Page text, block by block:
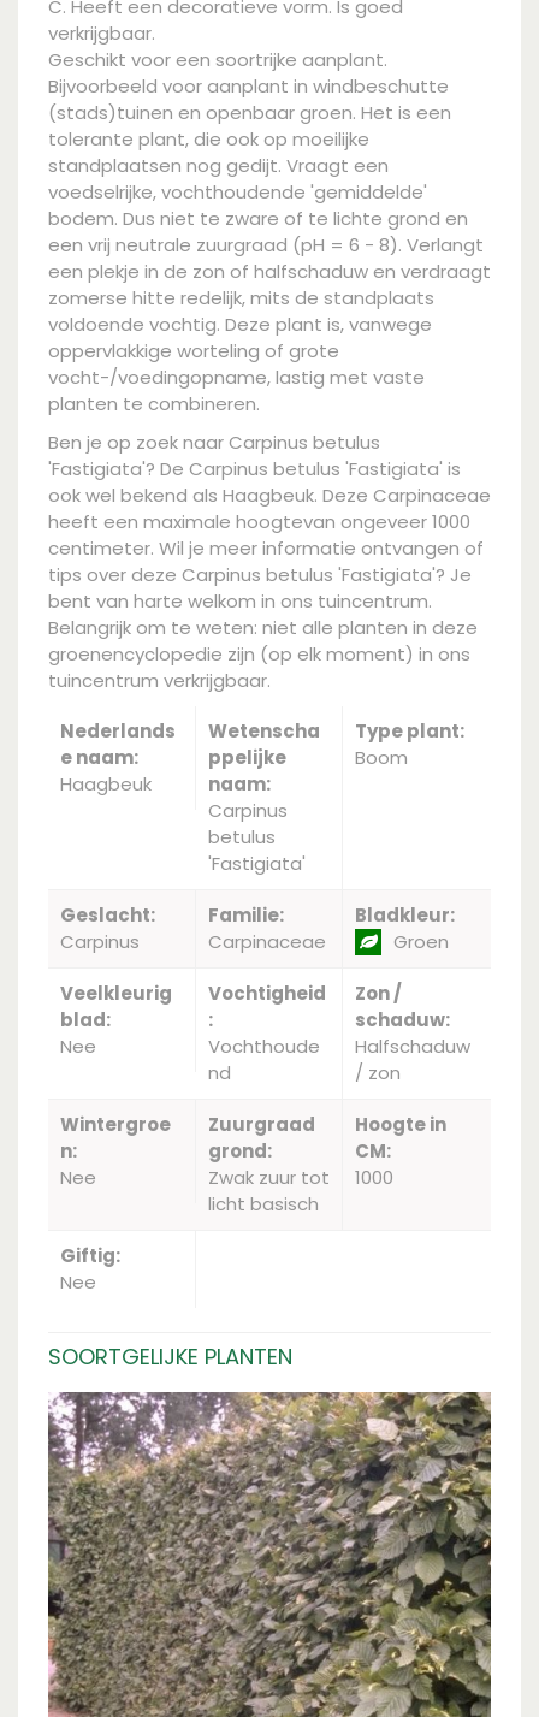
C. Heeft een decoratieve vorm. Is goed
verkrijgbaar.
Geschikt voor een soortrijke aanplant.
Bijvoorbeeld voor aanplant in windbeschutte
(stads)tuinen en openbaar groen. Het is een
tolerante plant, die ook op moeilijke
standplaatsen nog gedijt. Vraagt een
voedselrijke, vochthoudende 'gemiddelde'
bodem. Dus niet te zware of te lichte grond en
een vrij neutrale zuurgraad (pH = 6 - 8). Verlangt
een plekje in de zon of halfschaduw en verdraagt
zomerse hitte redelijk, mits de standplaats
voldoende vochtig. Deze plant is, vanwege
oppervlakkige worteling of grote
vocht-/voedingopname, lastig met vaste
planten te combineren.
Ben je op zoek naar Carpinus betulus
'Fastigiata'? De Carpinus betulus 'Fastigiata' is
ook wel bekend als Haagbeuk. Deze Carpinaceae
heeft een maximale hoogtevan ongeveer 1000
centimeter. Wil je meer informatie ontvangen of
tips over deze Carpinus betulus 'Fastigiata'? Je
bent van harte welkom in ons tuincentrum.
Belangrijk om te weten: niet alle planten in deze
groenencyclopedie zijn (op elk moment) in ons
tuincentrum verkrijgbaar.
Nederlands
e naam:
Haagbeuk
Wetenscha
ppelijke
naam:
Carpinus
betulus
'Fastigiata'
Type plant:
Boom
Geslacht:
Carpinus
Familie:
Carpinaceae
Bladkleur:
Groen
Veelkleurig
blad:
Nee
Vochtigheid
:
Vochthoude
nd
Zon /
schaduw:
Halfschaduw
/ zon
Wintergroe
n:
Nee
Zuurgraad
grond:
Zwak zuur tot
licht basisch
Hoogte in
CM:
1000
Giftig:
Nee
SOORTGELIJKE PLANTEN